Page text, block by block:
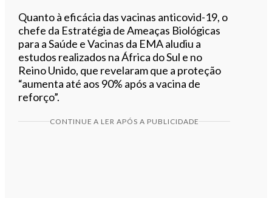
Quanto à eficácia das vacinas anticovid-19, o
chefe da Estratégia de Ameaças Biológicas
para a Saúde e Vacinas da EMA aludiu a
estudos realizados na África do Sul e no
Reino Unido, que revelaram que a proteção
“aumenta até aos 90% após a vacina de
reforço”.
CONTINUE A LER APÓS A PUBLICIDADE